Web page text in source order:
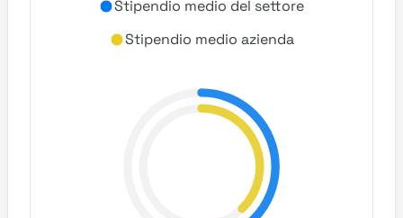
Stipendio medio del settore
Stipendio medio azienda